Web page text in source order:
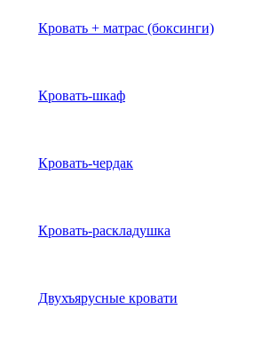
Кровать + матрас (боксинги)
Кровать-шкаф
Кровать-чердак
Кровать-раскладушка
Двухъярусные кровати